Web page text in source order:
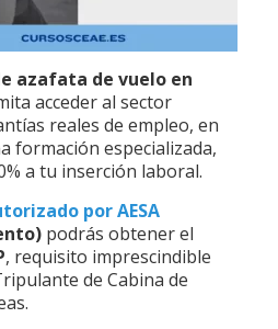
azafata de vuelo en
acceder al sector
reales de empleo, en
formación especializada,
a tu inserción laboral.
por AESA
podrás obtener el
, requisito imprescindible
de Cabina de